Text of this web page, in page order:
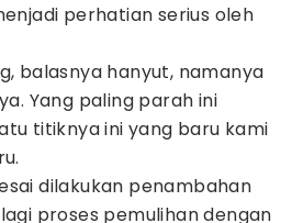
perhatian serius oleh
balasnya hanyut, namanya
Yang paling parah ini
titiknya ini yang baru kami
dilakukan penambahan
proses pemulihan dengan